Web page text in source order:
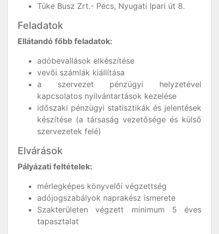
Tüke Busz Zrt.- Pécs, Nyugati Ipari út 8.
Feladatok
Ellátandó főbb feladatok:
adóbevallások elkészítése
vevői számlák kiállítása
a szervezet pénzügyi helyzetével
kapcsolatos nyilvántartások kezelése
időszaki pénzügyi statisztikák és jelentések
készítése (a társaság vezetősége és külső
szervezetek felé)
Elvárások
Pályázati feltételek:
mérlegképes könyvelői végzettség
adójogszabályok naprakész ismerete
Szakterületen végzett minimum 5 éves
tapasztalat